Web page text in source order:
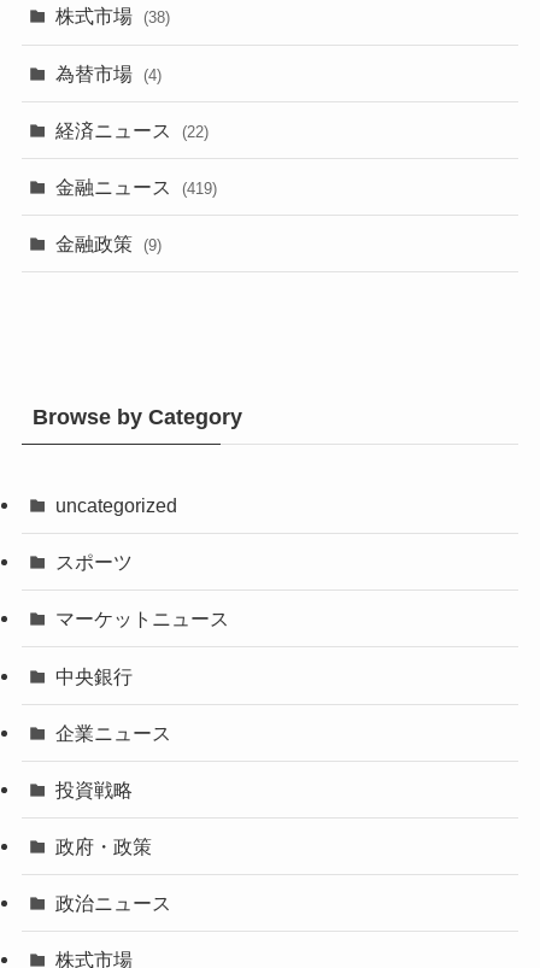
株式市場 (38)
為替市場 (4)
経済ニュース (22)
金融ニュース (419)
金融政策 (9)
Browse by Category
uncategorized
スポーツ
マーケットニュース
中央銀行
企業ニュース
投資戦略
政府・政策
政治ニュース
株式市場